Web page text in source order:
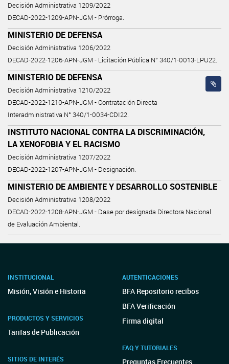
Decisión Administrativa 1209/2022
DECAD-2022-1209-APN-JGM - Prórroga.
MINISTERIO DE DEFENSA
Decisión Administrativa 1206/2022
DECAD-2022-1206-APN-JGM - Licitación Pública N° 340/1-0013-LPU22.
MINISTERIO DE DEFENSA
Decisión Administrativa 1210/2022
DECAD-2022-1210-APN-JGM - Contratación Directa
Interadministrativa N° 340/1-0034-CDI22.
INSTITUTO NACIONAL CONTRA LA DISCRIMINACIÓN,
LA XENOFOBIA Y EL RACISMO
Decisión Administrativa 1207/2022
DECAD-2022-1207-APN-JGM - Designación.
MINISTERIO DE AMBIENTE Y DESARROLLO SOSTENIBLE
Decisión Administrativa 1208/2022
DECAD-2022-1208-APN-JGM - Dase por designada Directora Nacional
de Evaluación Ambiental.
INSTITUCIONAL
Misión, Visión e Historia
PRODUCTOS Y SERVICIOS
Tarifas de Publicación
SITIOS DE INTERÉS
AUTENTICACIONES
BFA Repositorio recibos
BFA Verificación
Firma digital
FAQ Y TUTORIALES
Preguntas Frecuentes